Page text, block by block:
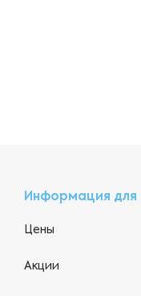
Информация для
Цены
Акции